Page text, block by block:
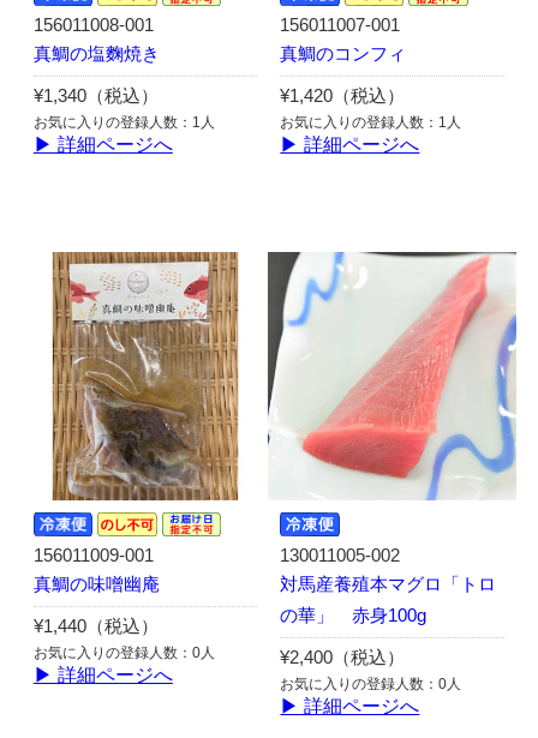
156011008-001
真鯛の塩麴焼き
¥1,340（税込）
お気に入りの登録人数：1人
▶ 詳細ページへ
156011007-001
真鯛のコンフィ
¥1,420（税込）
お気に入りの登録人数：1人
▶ 詳細ページへ
156011009-001
真鯛の味噌幽庵
¥1,440（税込）
お気に入りの登録人数：0人
▶ 詳細ページへ
130011005-002
対馬産養殖本マグロ「トロ
の華」 赤身100g
¥2,400（税込）
お気に入りの登録人数：0人
▶ 詳細ページへ